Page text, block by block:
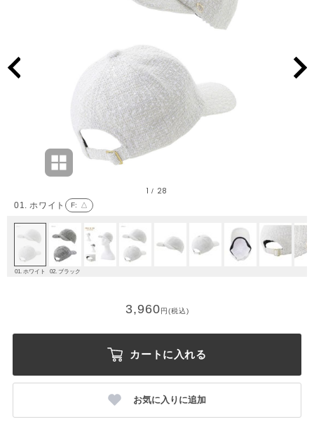
01. ホワイト F: △
1 / 28
01. ホワイト 02. ブラック
3,960円(税込)
カートに入れる
お気に入りに追加